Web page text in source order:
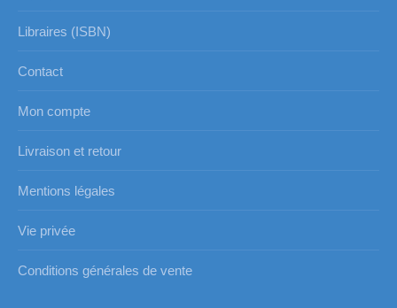
Libraires (ISBN)
Contact
Mon compte
Livraison et retour
Mentions légales
Vie privée
Conditions générales de vente